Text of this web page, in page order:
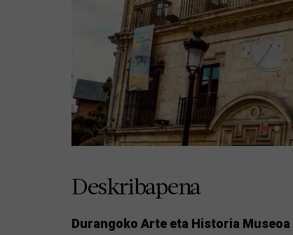
Deskribapena
Durangoko Arte eta Historia Museoa